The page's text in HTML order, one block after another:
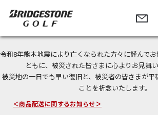
令和8年熊本地震により亡くなられた方々に謹んで
ともに、被災された皆さまに心よりお見舞い
被災地の一日でも早い復旧と、被災者の皆さまが平
ことを祈念いたします。
今なら新規会員登録で1,000円OFFクーポンプレ
＜商品配送に関するお知らせ＞
＜夏季休暇中のご注文・発送・お問い合わせ＞